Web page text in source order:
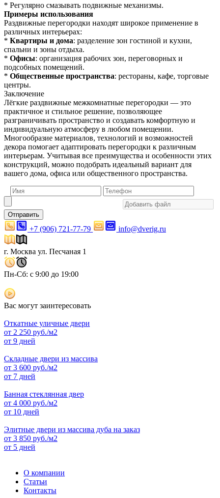
* Регулярно смазывать подвижные механизмы.
Примеры использования
Раздвижные перегородки находят широкое применение в
различных интерьерах:
* Квартиры и дома: разделение зон гостиной и кухни,
спальни и зоны отдыха.
* Офисы: организация рабочих зон, переговорных и
подсобных помещений.
* Общественные пространства: рестораны, кафе, торговые
центры.
Заключение
Лёгкие раздвижные межкомнатные перегородки — это
практичное и стильное решение, позволяющее
разграничивать пространство и создавать комфортную и
индивидуальную атмосферу в любом помещении.
Многообразие материалов, технологий и возможностей
декора помогает адаптировать перегородки к различным
интерьерам. Учитывая все преимущества и особенности этих
конструкций, можно подобрать идеальный вариант для
вашего дома, офиса или общественного пространства.
Отправить
+7 (906) 721-77-79 info@dverig.ru
г. Москва ул. Песчаная 1
Пн-Сб: с 9:00 до 19:00
Вас могут заинтересовать
Откатные уличные двери
от 2 250 руб./м2
от 9 дней
Складные двери из массива
от 3 600 руб./м2
от 7 дней
Банная стеклянная двер
от 4 000 руб./м2
от 10 дней
Элитные двери из массива дуба на заказ
от 3 850 руб./м2
от 5 дней
О компании
Статьи
Контакты